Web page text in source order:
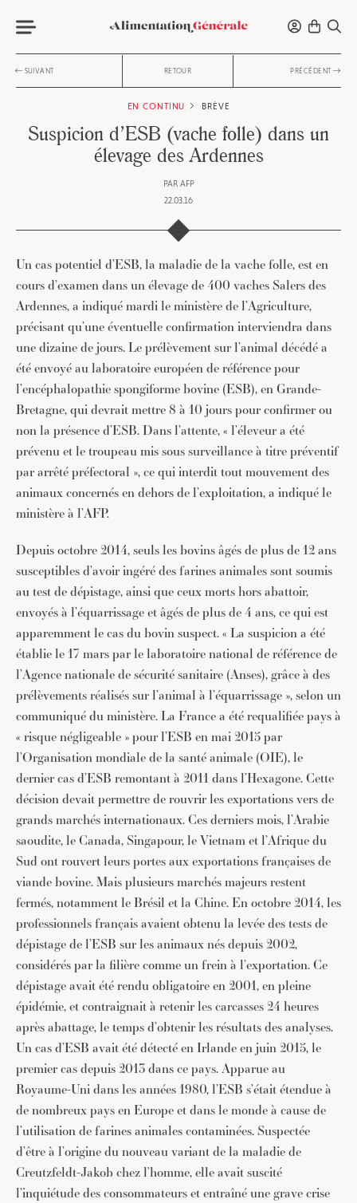
SUIVANT RETOUR PRÉCÉDENT
EN CONTINU BRÈVE
Suspicion d’ESB (vache folle) dans un
élevage des Ardennes
PAR AFP
22.03.16
Un cas potentiel d’ESB, la maladie de la vache folle, est en
cours d’examen dans un élevage de 400 vaches Salers des
Ardennes, a indiqué mardi le ministère de l’Agriculture,
précisant qu’une éventuelle confirmation interviendra dans
une dizaine de jours. Le prélèvement sur l’animal décédé a
été envoyé au laboratoire européen de référence pour
l’encéphalopathie spongiforme bovine (ESB), en Grande-
Bretagne, qui devrait mettre 8 à 10 jours pour confirmer ou
non la présence d’ESB. Dans l’attente, « l’éleveur a été
prévenu et le troupeau mis sous surveillance à titre préventif
par arrêté préfectoral », ce qui interdit tout mouvement des
animaux concernés en dehors de l’exploitation, a indiqué le
ministère à l’AFP.
Depuis octobre 2014, seuls les bovins âgés de plus de 12 ans
susceptibles d’avoir ingéré des farines animales sont soumis
au test de dépistage, ainsi que ceux morts hors abattoir,
envoyés à l’équarrissage et âgés de plus de 4 ans, ce qui est
apparemment le cas du bovin suspect. « La suspicion a été
établie le 17 mars par le laboratoire national de référence de
l’Agence nationale de sécurité sanitaire (Anses), grâce à des
prélèvements réalisés sur l’animal à l’équarrissage », selon un
communiqué du ministère. La France a été requalifiée pays à
« risque négligeable » pour l’ESB en mai 2015 par
l’Organisation mondiale de la santé animale (OIE), le
dernier cas d’ESB remontant à 2011 dans l’Hexagone. Cette
décision devait permettre de rouvrir les exportations vers de
grands marchés internationaux. Ces derniers mois, l’Arabie
saoudite, le Canada, Singapour, le Vietnam et l’Afrique du
Sud ont rouvert leurs portes aux exportations françaises de
viande bovine. Mais plusieurs marchés majeurs restent
fermés, notamment le Brésil et la Chine. En octobre 2014, les
professionnels français avaient obtenu la levée des tests de
dépistage de l’ESB sur les animaux nés depuis 2002,
considérés par la filière comme un frein à l’exportation. Ce
dépistage avait été rendu obligatoire en 2001, en pleine
épidémie, et contraignait à retenir les carcasses 24 heures
après abattage, le temps d’obtenir les résultats des analyses.
Un cas d’ESB avait été détecté en Irlande en juin 2015, le
premier cas depuis 2013 dans ce pays. Apparue au
Royaume-Uni dans les années 1980, l’ESB s’était étendue à
de nombreux pays en Europe et dans le monde à cause de
l’utilisation de farines animales contaminées. Suspectée
d’être à l’origine du nouveau variant de la maladie de
Creutzfeldt-Jakob chez l’homme, elle avait suscité
l’inquiétude des consommateurs et entraîné une grave crise